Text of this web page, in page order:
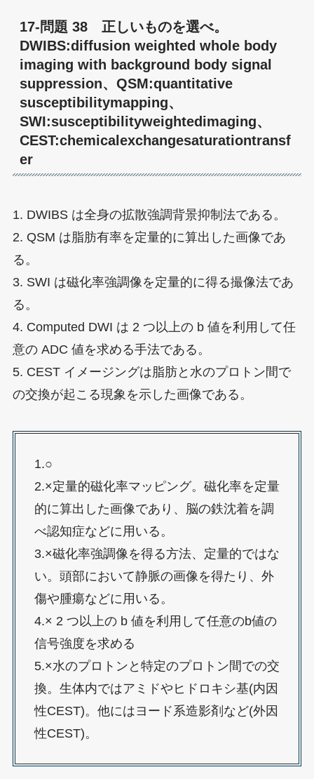
17-問題 38 正しいものを選べ。
DWIBS:diffusion weighted whole body
imaging with background body signal
suppression、QSM:quantitative
susceptibilitymapping、
SWI:susceptibilityweightedimaging、
CEST:chemicalexchangesaturationtransf
er
1. DWIBS は全身の拡散強調背景抑制法である。
2. QSM は脂肪有率を定量的に算出した画像であ
る。
3. SWI は磁化率強調像を定量的に得る撮像法であ
る。
4. Computed DWI は 2 つ以上の b 値を利用して任
意の ADC 値を求める手法である。
5. CEST イメージングは脂肪と水のプロトン間で
の交換が起こる現象を示した画像である。
1.○
2.×定量的磁化率マッピング。磁化率を定量
的に算出した画像であり、脳の鉄沈着を調
べ認知症などに用いる。
3.×磁化率強調像を得る方法、定量的ではな
い。頭部において静脈の画像を得たり、外
傷や腫瘍などに用いる。
4.× 2 つ以上の b 値を利用して任意のb値の
信号強度を求める
5.×水のプロトンと特定のプロトン間での交
換。生体内ではアミドやヒドロキシ基(内因
性CEST)。他にはヨード系造影剤など(外因
性CEST)。